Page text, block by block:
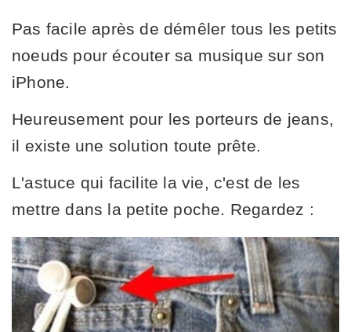
Pas facile après de démêler tous les petits
noeuds pour écouter sa musique sur son
iPhone.
Heureusement pour les porteurs de jeans,
il existe une solution toute prête.
L'astuce qui facilite la vie, c'est de les
mettre dans la petite poche. Regardez :